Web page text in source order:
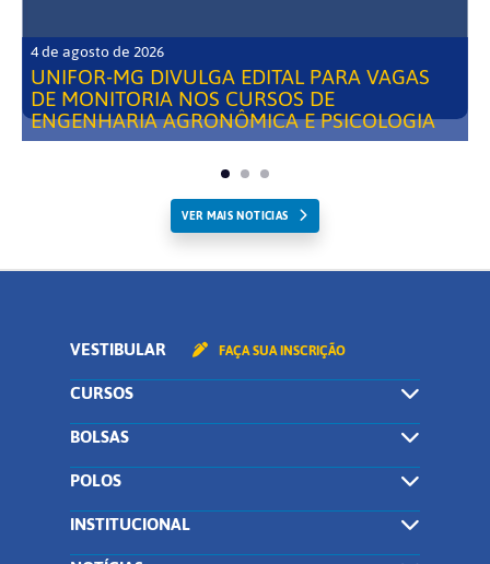
4 de agosto de 2026
UNIFOR-MG DIVULGA EDITAL PARA VAGAS
DE MONITORIA NOS CURSOS DE
ENGENHARIA AGRONÔMICA E PSICOLOGIA
VER MAIS NOTICIAS
VESTIBULAR FAÇA SUA INSCRIÇÃO
CURSOS
BOLSAS
POLOS
INSTITUCIONAL